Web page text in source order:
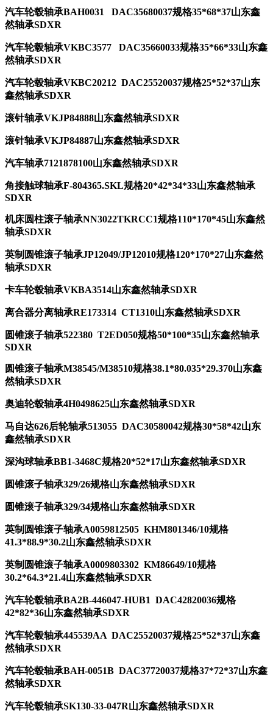
汽车轮毂轴承BAH0031
DAC35680037规格35*68*37山东鑫
然轴承SDXR
汽车轮毂轴承VKBC3577 DAC35660033规格35*66*33山东鑫
然轴承SDXR
汽车轮毂轴承VKBC20212 DAC25520037规格25*52*37山东
鑫然轴承SDXR
滚针轴承VKJP84888山东鑫然轴承SDXR
滚针轴承VKJP84887山东鑫然轴承SDXR
汽车轴承7121878100山东鑫然轴承SDXR
角接触球轴承F-804365.SKL规格20*42*34*33山东鑫然轴承
SDXR
机床圆柱滚子轴承NN3022TKRCC1规格110*170*45山东鑫然
轴承SDXR
英制圆锥滚子轴承JP12049/JP12010规格120*170*27山东鑫然
轴承SDXR
卡车轮毂轴承VKBA3514山东鑫然轴承SDXR
离合器分离轴承RE173314 CT1310山东鑫然轴承SDXR
圆锥滚子轴承522380 T2ED050规格50*100*35山东鑫然轴承
SDXR
圆锥滚子轴承M38545/M38510规格38.1*80.035*29.370山东鑫
然轴承SDXR
奥迪轮毂轴承4H0498625山东鑫然轴承SDXR
马自达626后轮轴承513055 DAC30580042规格30*58*42山东
鑫然轴承SDXR
深沟球轴承BB1-3468C规格20*52*17山东鑫然轴承SDXR
圆锥滚子轴承329/26规格山东鑫然轴承SDXR
圆锥滚子轴承329/34规格山东鑫然轴承SDXR
英制圆锥滚子轴承A0059812505 KHM801346/10规格
41.3*88.9*30.2山东鑫然轴承SDXR
英制圆锥滚子轴承A0009803302 KM86649/10规格
30.2*64.3*21.4山东鑫然轴承SDXR
汽车轮毂轴承BA2B-446047-HUB1 DAC42820036规格
42*82*36山东鑫然轴承SDXR
汽车轮毂轴承445539AA DAC25520037规格25*52*37山东鑫
然轴承SDXR
汽车轮毂轴承BAH-0051B DAC37720037规格37*72*37山东鑫
然轴承SDXR
汽车轮毂轴承SK130-33-047R山东鑫然轴承SDXR